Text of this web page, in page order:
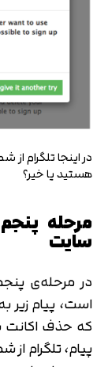
در اینجا تلگرام
هستید یا خیر؟
مرحله
سایت
در مرحله‌ی
است، پیام زیر
که حذف اکانت
پیام، تلگرام